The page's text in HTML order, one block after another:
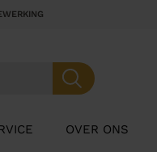
OVER ONS